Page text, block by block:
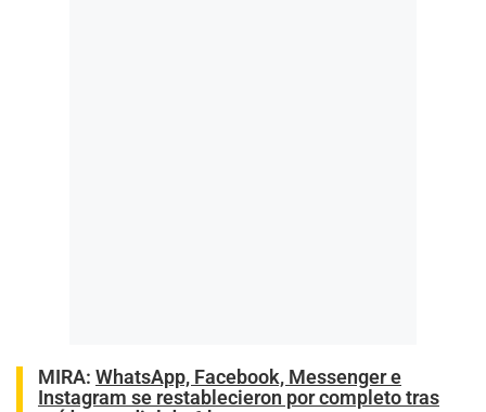
MIRA: WhatsApp, Facebook, Messenger e
Instagram se restablecieron por completo tras